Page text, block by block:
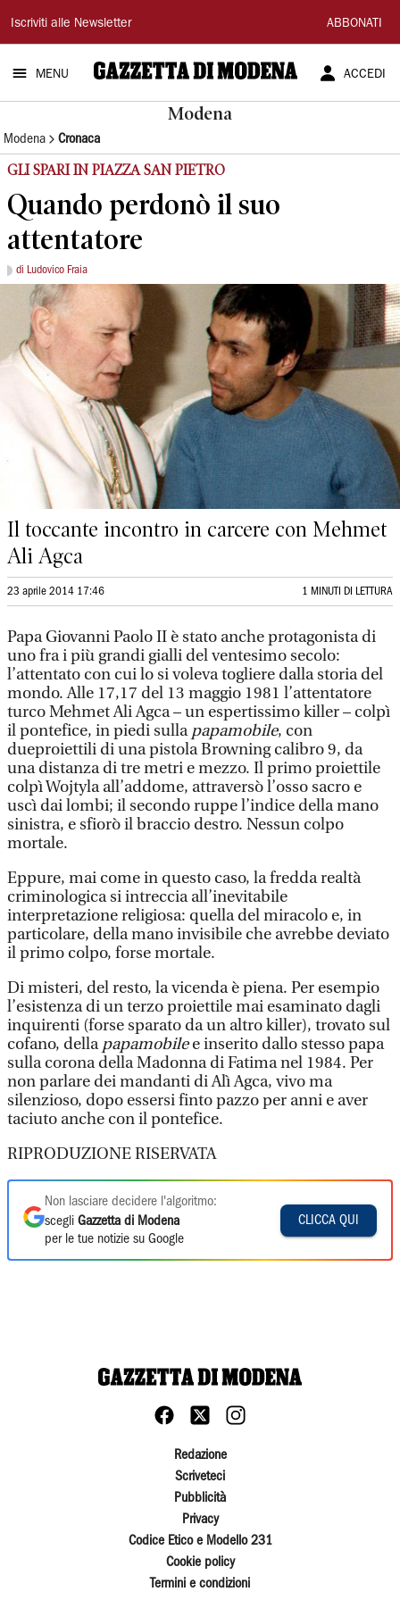
Gazzetta
di
Modena
Iscriviti alle Newsletter ABBONATI
MENU ACCEDI
Modena
Modena Cronaca
GLI SPARI IN PIAZZA SAN PIETRO
Quando perdonò il suo
attentatore
di Ludovico Fraia
Il toccante incontro in carcere con Mehmet
Ali Agca
23 aprile 2014 17:46 1 MINUTI DI LETTURA
Papa Giovanni Paolo II è stato anche protagonista di
uno fra i più grandi gialli del ventesimo secolo:
l’attentato con cui lo si voleva togliere dalla storia del
mondo. Alle 17,17 del 13 maggio 1981 l’attentatore
turco Mehmet Ali Agca – un espertissimo killer – colpì
il pontefice, in piedi sulla papamobile, con
dueproiettili di una pistola Browning calibro 9, da
una distanza di tre metri e mezzo. Il primo proiettile
colpì Wojtyla all’addome, attraversò l’osso sacro e
uscì dai lombi; il secondo ruppe l’indice della mano
sinistra, e sfiorò il braccio destro. Nessun colpo
mortale.
Eppure, mai come in questo caso, la fredda realtà
criminologica si intreccia all’inevitabile
interpretazione religiosa: quella del miracolo e, in
particolare, della mano invisibile che avrebbe deviato
il primo colpo, forse mortale.
Di misteri, del resto, la vicenda è piena. Per esempio
l’esistenza di un terzo proiettile mai esaminato dagli
inquirenti (forse sparato da un altro killer), trovato sul
cofano, della papamobilee inserito dallo stesso papa
sulla corona della Madonna di Fatima nel 1984. Per
non parlare dei mandanti di Alì Agca, vivo ma
silenzioso, dopo essersi finto pazzo per anni e aver
taciuto anche con il pontefice.
RIPRODUZIONE RISERVATA
Non lasciare decidere l'algoritmo:
scegli Gazzetta di Modena
per le tue notizie su Google
CLICCA QUI
Redazione
Scriveteci
Pubblicità
Privacy
Codice Etico e Modello 231
Cookie policy
Termini e condizioni